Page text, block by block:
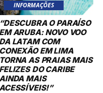
INFORMAÇÕES
“DESCUBRA O PARAÍSO
EM ARUBA: NOVO VOO
DA LATAM COM
CONEXÃO EM LIMA
TORNA AS PRAIAS MAIS
FELIZES DO CARIBE
AINDA MAIS
ACESSÍVEIS!”